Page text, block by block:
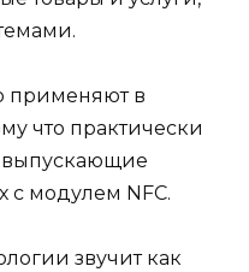
применяют в
что практически
выпускающие
с модулем NFC.
звучит как